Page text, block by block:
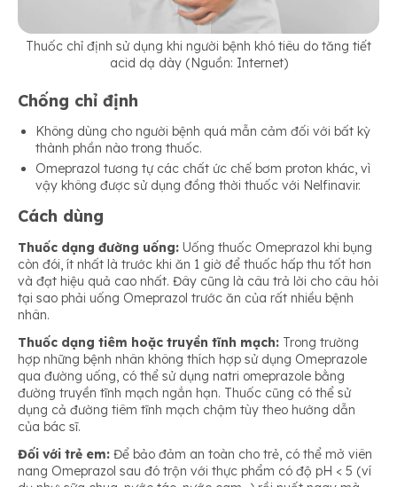
Thuốc chỉ định sử dụng khi người bệnh khó tiêu do tăng tiết
acid dạ dày (Nguồn: Internet)
Chống chỉ định
Không dùng cho người bệnh quá mẫn cảm đối với bất kỳ
thành phần nào trong thuốc.
Omeprazol tương tự các chất ức chế bơm proton khác, vì
vậy không được sử dụng đồng thời thuốc với Nelfinavir.
Cách dùng
Thuốc dạng đường uống: Uống thuốc Omeprazol khi bụng
còn đói, ít nhất là trước khi ăn 1 giờ để thuốc hấp thu tốt hơn
và đạt hiệu quả cao nhất. Đây cũng là câu trả lời cho câu hỏi
tại sao phải uống Omeprazol trước ăn của rất nhiều bệnh
nhân.
Thuốc dạng tiêm hoặc truyền tĩnh mạch: Trong trường
hợp những bệnh nhân không thích hợp sử dụng Omeprazole
qua đường uống, có thể sử dụng natri omeprazole bằng
đường truyền tĩnh mạch ngắn hạn. Thuốc cũng có thể sử
dụng cả đường tiêm tĩnh mạch chậm tùy theo hướng dẫn
của bác sĩ.
Đối với trẻ em: Để bảo đảm an toàn cho trẻ, có thể mở viên
nang Omeprazol sau đó trộn với thực phẩm có độ pH < 5 (ví